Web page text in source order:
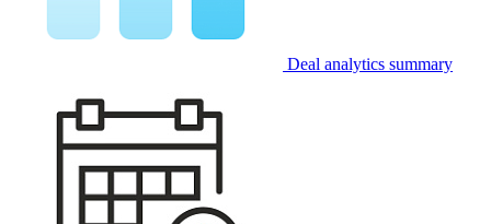
Deal analytics summary